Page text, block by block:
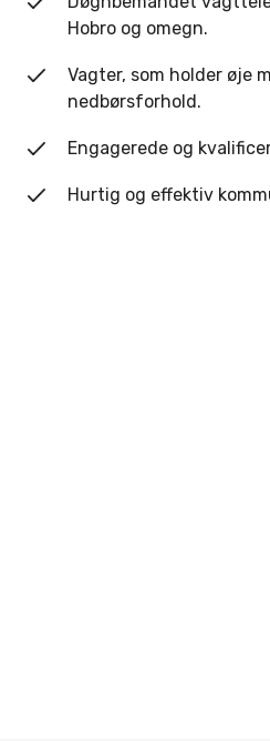
Hobro og omegn.
Vagter, som holder øje
nedbørsforhold.
Engagerede og
Hurtig og effektiv